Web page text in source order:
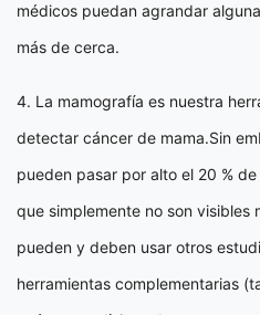
médicos puedan agrandar
más de cerca.
4. La mamografía es nuestra
detectar cáncer de mama.Sin
pueden pasar por alto el 20 %
que simplemente no son visibles
pueden y deben usar otros
herramientas complementarias